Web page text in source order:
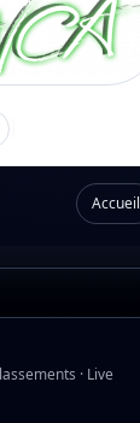
Accueil
· Live